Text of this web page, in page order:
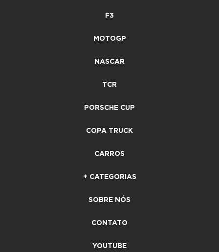
F3
MOTOGP
NASCAR
TCR
PORSCHE CUP
COPA TRUCK
CARROS
+ CATEGORIAS
SOBRE NÓS
CONTATO
YOUTUBE